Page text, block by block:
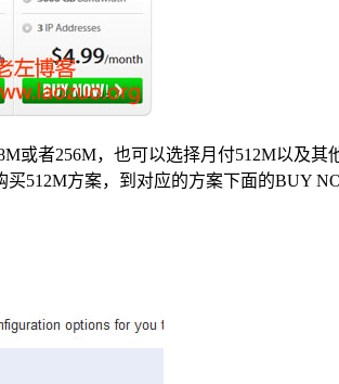
或者256M，也可以选择月付512M以及
512M方案，到对应的方案下面的BUY